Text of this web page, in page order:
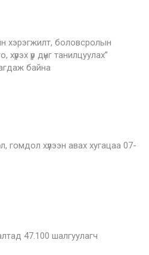
хэрэгжилт, боловсролын
хүрэх үр дүнг танилцуулах”
байна
хүлээн авах хугацаа 07-
47.100 шалгуулагч